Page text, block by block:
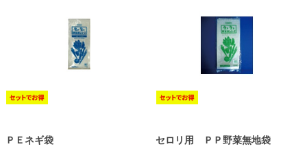
ＰＥネギ袋 セロリ用 ＰＰ野菜無地袋